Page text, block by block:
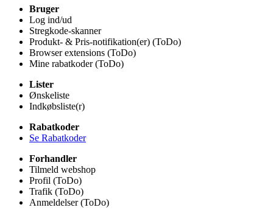
Bruger
Log ind/ud
Stregkode-skanner
Produkt- & Pris-notifikation(er) (ToDo)
Browser extensions (ToDo)
Mine rabatkoder (ToDo)
Lister
Ønskeliste
Indkøbsliste(r)
Rabatkoder
Se Rabatkoder
Forhandler
Tilmeld webshop
Profil (ToDo)
Trafik (ToDo)
Anmeldelser (ToDo)